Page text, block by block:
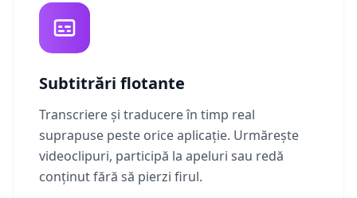
Subtitrări flotante
Transcriere și traducere în timp real
suprapuse peste orice aplicație. Urmărește
videoclipuri, participă la apeluri sau redă
conținut fără să pierzi firul.